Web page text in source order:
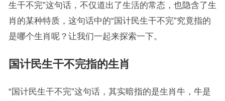
生干不完”这句话，不仅道出了生活的常态，也隐含了生
肖的某种特质，这句话中的“国计民生干不完”究竟指的
是哪个生肖呢？让我们一起来探索一下。
国计民生干不完指的生肖
“国计民生干不完”这句话，其实暗指的是生肖牛，牛是